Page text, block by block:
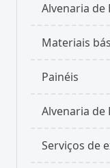
Alvenaria de
Materiais
Painéis
Alvenaria de
Serviços de